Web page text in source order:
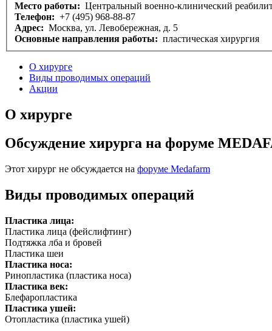
Место работы: Центральный военно-клинический
Телефон: +7 (495) 968-88-87
Адрес: Москва, ул. Левобережная, д. 5
Основные направления работы: пластическая хирургия
О хирурге
Виды проводимых операций
Акции
О хирурге
Обсуждение хирурга на форуме
Этот хирург не обсуждается на форуме Medafarm
Виды проводимых операций
Пластика лица:
Пластика лица (фейслифтинг)
Подтяжка лба и бровей
Пластика шеи
Пластика носа:
Ринопластика (пластика носа)
Пластика век:
Блефаропластика
Пластика ушей:
Отопластика (пластика ушей)